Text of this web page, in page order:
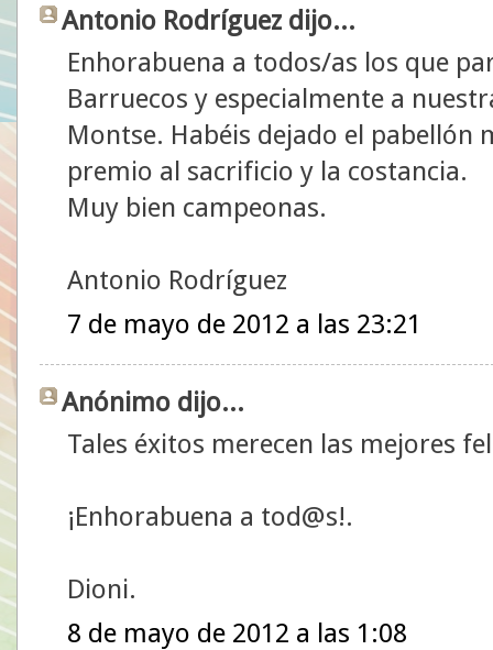
Antonio Rodríguez dijo...
Enhorabuena a todos/as los que
Barruecos y especialmente a
Montse. Habéis dejado el
premio al sacrificio y la costancia.
Muy bien campeonas.
Antonio Rodríguez
7 de mayo de 2012 a las 23:21
Anónimo dijo...
Tales éxitos merecen las mejores
¡Enhorabuena a tod@s!.
Dioni.
8 de mayo de 2012 a las 1:08